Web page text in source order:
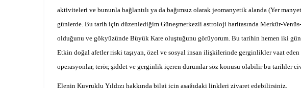
aktiviteleri ve bununla bağlantılı ya da bağımsız olarak jeomanyetik alanda (Yer
günlerde. Bu tarih için düzenlediğim Güneşmerkezli astroloji haritasında Merkür-
olduğunu ve gökyüzünde Büyük Kare oluştuğunu görüyorum. Bu tarihin hemen iki
Etkin doğal afetler riski taşıyan, özel ve sosyal insan ilişkilerinde gerginlikler vaat
operasyonlar, terör, şiddet ve gerginlik içeren durumlar söz konusu olabilir bu tarihler
Elenin Kuyruklu Yıldızı hakkında bilgi için aşağıdaki linkleri ziyaret edebilirsiniz.